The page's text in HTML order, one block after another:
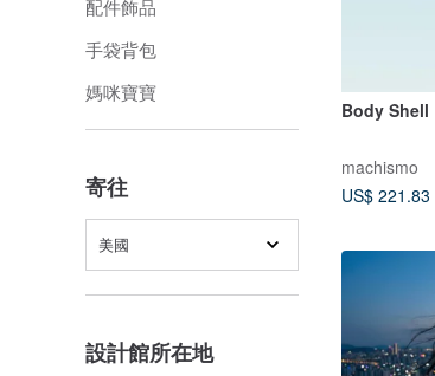
配件飾品
手袋背包
媽咪寶寶
寄往
美國
設計館所在地
Body Shell
machismo
US$ 221.83